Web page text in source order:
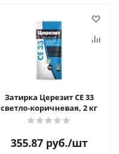
Затирка Церезит CE 33
светло-коричневая, 2 кг
355.87руб./шт